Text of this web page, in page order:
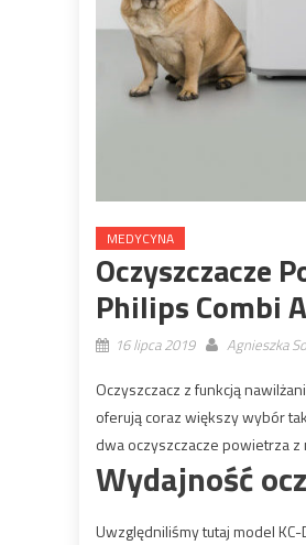
MEDYCYNA
Oczyszczacze
Philips Combi
16 lipca 2019 Agnieszka
Oczyszczacz z funkcją
oferują coraz większy wybór
dwa oczyszczacze powietrza z
Wydajność
Uwzględniliśmy tutaj model